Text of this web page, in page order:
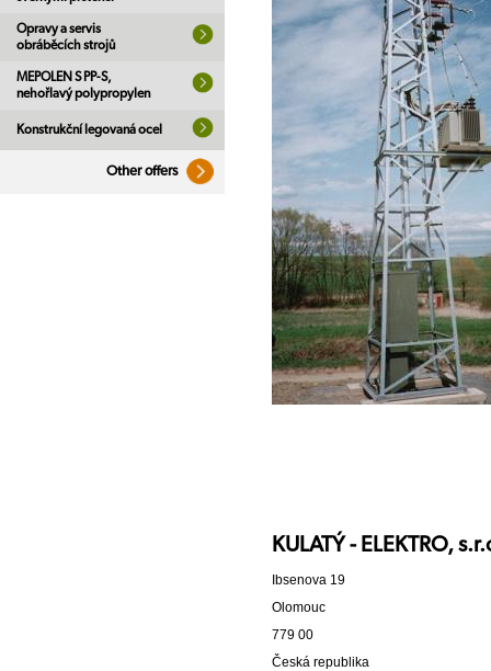
Opravy a servis
obráběcích strojů
MEPOLEN S PP-S,
nehořlavý polypropylen
Konstrukční legovaná ocel
Other offers
KULATÝ - ELEKTRO,
Ibsenova 19
Olomouc
779 00
Česká republika